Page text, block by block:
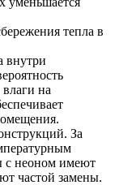
тепла в
внутри
на
За
с неоном имеют
частой замены.